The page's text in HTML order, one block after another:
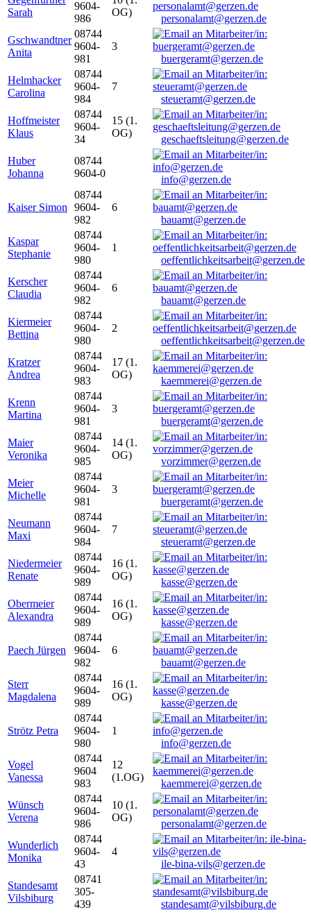
Sarah
9604-
986
OG)
personalamt@gerzen.de
Gschwandtner
Anita
08744
9604-
981
3
buergeramt@gerzen.de
Helmhacker
Carolina
08744
9604-
984
7
steueramt@gerzen.de
Hoffmeister
Klaus
08744
9604-
34
15 (1.
OG)
geschaeftsleitung@gerzen.de
Huber
Johanna
08744
9604-0
info@gerzen.de
Kaiser Simon
08744
9604-
982
6
bauamt@gerzen.de
Kaspar
Stephanie
08744
9604-
980
1
oeffentlichkeitsarbeit@gerzen.de
Kerscher
Claudia
08744
9604-
982
6
bauamt@gerzen.de
Kiermeier
Bettina
08744
9604-
980
2
oeffentlichkeitsarbeit@gerzen.de
Kratzer
Andrea
08744
9604-
983
17 (1.
OG)
kaemmerei@gerzen.de
Krenn
Martina
08744
9604-
981
3
buergeramt@gerzen.de
Maier
Veronika
08744
9604-
985
14 (1.
OG)
vorzimmer@gerzen.de
Meier
Michelle
08744
9604-
981
3
buergeramt@gerzen.de
Neumann
Maxi
08744
9604-
984
7
steueramt@gerzen.de
Niedermeier
Renate
08744
9604-
989
16 (1.
OG)
kasse@gerzen.de
Obermeier
Alexandra
08744
9604-
989
16 (1.
OG)
kasse@gerzen.de
Paech Jürgen
08744
9604-
982
6
bauamt@gerzen.de
Sterr
Magdalena
08744
9604-
989
16 (1.
OG)
kasse@gerzen.de
Strötz Petra
08744
9604-
980
1
info@gerzen.de
Vogel
Vanessa
08744
9604
983
12
(1.OG)
kaemmerei@gerzen.de
Wünsch
Verena
08744
9604-
986
10 (1.
OG)
personalamt@gerzen.de
Wunderlich
Monika
08744
9604-
43
4
ile-bina-vils@gerzen.de
Standesamt
Vilsbiburg
08741
305-
439
standesamt@vilsbiburg.de